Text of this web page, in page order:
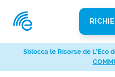
Sblocca le Risorse de L’Eco